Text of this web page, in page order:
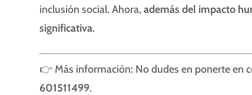
inclusión social. Ahora,además del impacto
significativa.
👉 Más información: No dudes en ponerte en
601511499.